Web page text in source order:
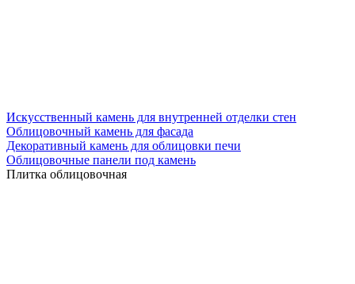
Искусственный камень для внутренней отделки стен
Облицовочный камень для фасада
Декоративный камень для облицовки печи
Облицовочные панели под камень
Плитка облицовочная